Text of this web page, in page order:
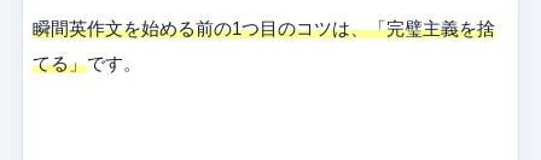
瞬間英作文を始める前の1つ目のコツは、「完璧主義を捨
てる」です。